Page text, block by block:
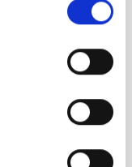
School of